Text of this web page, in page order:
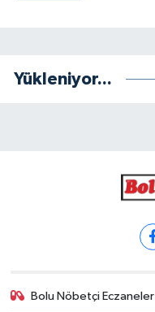
Yükleniyor...
Bolu Nöbetçi Eczaneler